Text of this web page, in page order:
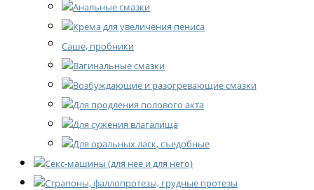
Анальные смазки
Крема для увеличения пениса
Саше, пробники
Вагинальные смазки
Возбуждающие и разогревающие смазки
Для продления полового акта
Для сужения влагалища
Для оральных ласк, съедобные
Секс-машины (для неё и для него)
Страпоны, фаллопротезы, грудные протезы